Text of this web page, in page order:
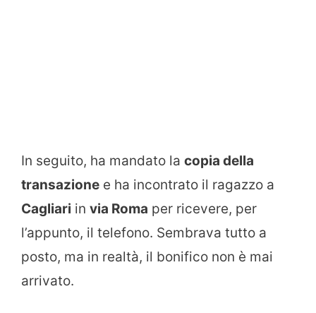
In seguito, ha mandato la copia della
transazione e ha incontrato il ragazzo a
Cagliari in via Roma per ricevere, per
l’appunto, il telefono. Sembrava tutto a
posto, ma in realtà, il bonifico non è mai
arrivato.